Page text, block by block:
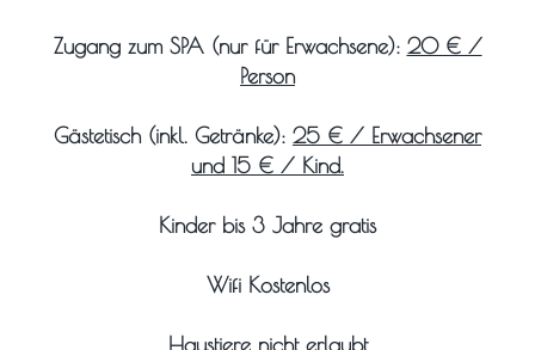
Zugang zum SPA (nur für Erwachsene): 20 € /
Person
Gästetisch (inkl. Getränke): 25 € / Erwachsener
und 15 € / Kind.
Kinder bis 3 Jahre gratis
Wifi Kostenlos
Haustiere nicht erlaubt